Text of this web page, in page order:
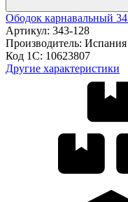
Ободок карнавальный
Артикул: 343-128
Производитель: Испания
Код 1С: 10623807
Другие характеристики